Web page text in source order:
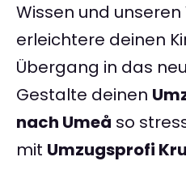
Wissen und
erleichtere deinen
Übergang in das
Gestalte deinen
nach Umeå so
mit Umzugsprofi